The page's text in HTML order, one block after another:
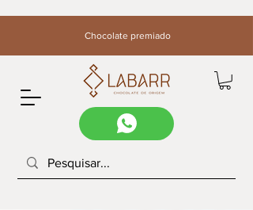
Chocolate premiado